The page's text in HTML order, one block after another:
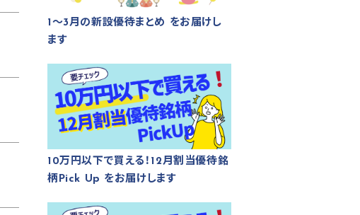
1～3月の新設優待まとめ をお届けし
ます
10万円以下で買える！12月割当優待銘
柄Pick Up をお届けします